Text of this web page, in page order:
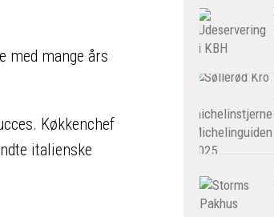
med mange års
Køkkenchef
italienske